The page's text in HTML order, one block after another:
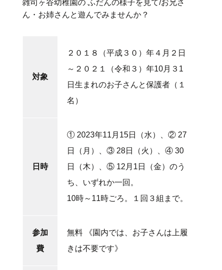
雑司ヶ谷幼稚園の ふだんの様子を見て/お兄さ
ん・お姉さんと遊んでみませんか？
対象
２０１８（平成３０）年４月２日
～２０２１（令和３）年10月３1
日生まれのお子さんと保護者（１
名）
日時
① 2023年11月15日（水）、② 27
日（月）、③ 28日（火）、④ 30
日（木）、⑤ 12月1日（金）のう
ち、いずれか一回。
10時～11時ごろ。１回３組まで。
参加
費
無料 《園内では、お子さんは上履
きは不要です》